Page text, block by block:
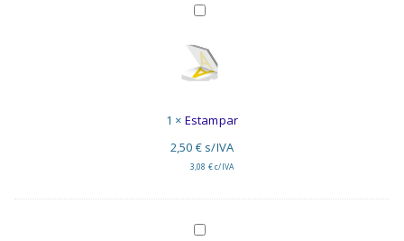
Estampar
1 × Estampar
2,50 € s/IVA
3,08 €c/IVA
Bordar